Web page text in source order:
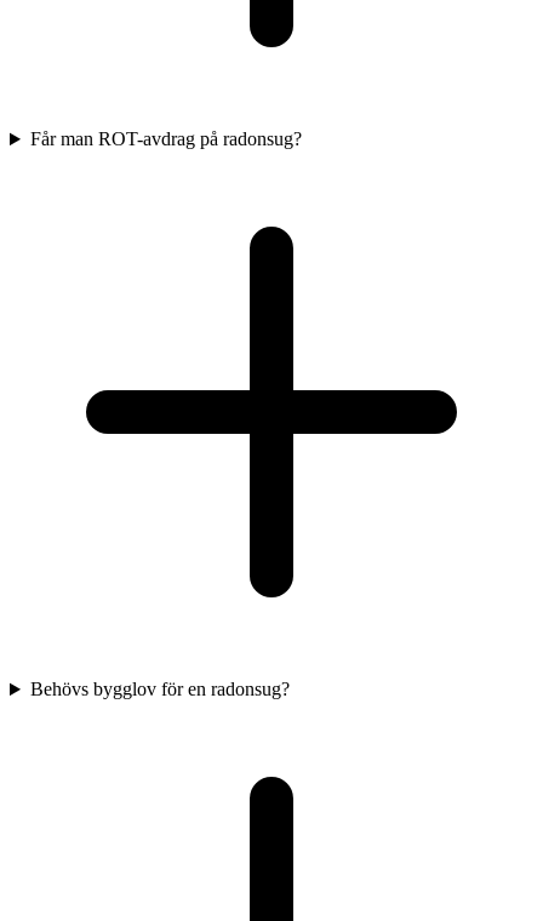
Får man ROT-avdrag på radonsug?
Behövs bygglov för en radonsug?